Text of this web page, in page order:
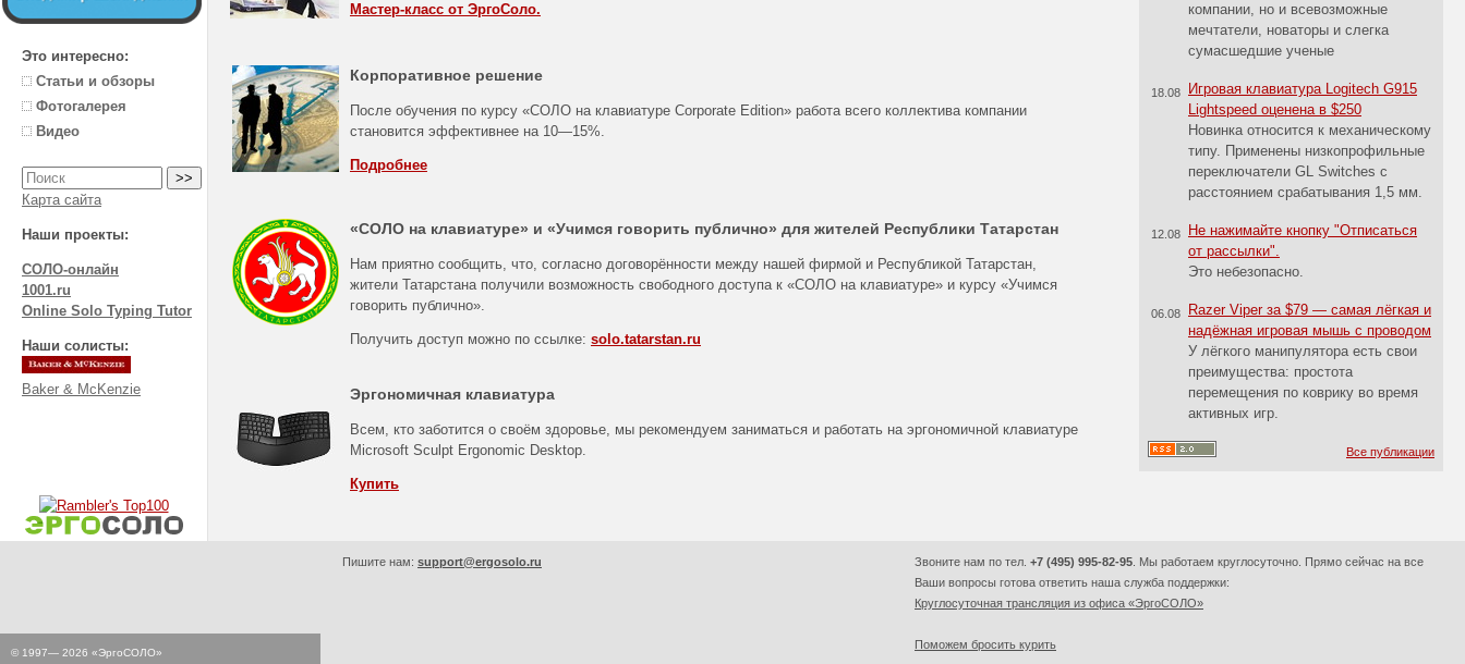
Это интересно:
Статьи и обзоры
Фотогалерея
Видео
Карта сайта
Наши проекты:
СОЛО-онлайн
1001.ru
Online Solo Typing Tutor
Наши солисты:
Baker & McKenzie
Мастер-класс от ЭргоСоло.
Корпоративное решение
После обучения по курсу «СОЛО на клавиатуре Corporate Edition» работа всего коллектива компании
становится эффективнее на 10—15%
Подробнее
«СОЛО на клавиатуре» и «Учимся говорить публично» для жителей Республики Татарстан
Нам приятно сообщить, что, согласно договорённости между нашей фирмой и Республикой Татарстан,
жители Татарстана получили возможность свободного доступа к «СОЛО на клавиатуре» и курсу «Учимся
говорить публично».
Получить доступ можно по ссылке: solo.tatarstan.ru
Эргономичная клавиатура
Всем, кто заботится о своём здоровье, мы рекомендуем заниматься и работать на эргономичной клавиатуре
Microsoft Sculpt Ergonomic Desktop.
Купить
компании, но и всевозможные
мечтатели, новаторы и слегка
сумасшедшие ученые
18.08
Игровая клавиатура Logitech G915
Lightspeed оценена в $250
Новинка относится к механическому
типу. Применены низкопрофильные
переключатели GL Switches с
расстоянием срабатывания 1,5 мм.
12.08
Не нажимайте кнопку "Отписаться
от рассылки".
Это небезопасно.
06.08
Razer Viper за $79 — самая лёгкая и
надёжная игровая мышь с проводом
У лёгкого манипулятора есть свои
преимущества: простота
перемещения по коврику во время
активных игр.
Все публикации
© 1997— 2026 «ЭргоСОЛО»
Пишите нам: support@ergosolo.ru Звоните нам по тел. +7 (495) 995-82-95 . Мы работаем круглосуточно. Прямо сейчас на все
Ваши вопросы готова ответить наша служба поддержки:
Круглосуточная трансляция из офиса «ЭргоСОЛО»
Поможем бросить курить